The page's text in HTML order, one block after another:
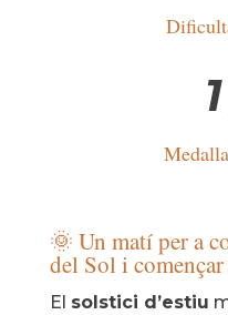
🌞 Un matí per a
del Sol i
El solstici d’estiu